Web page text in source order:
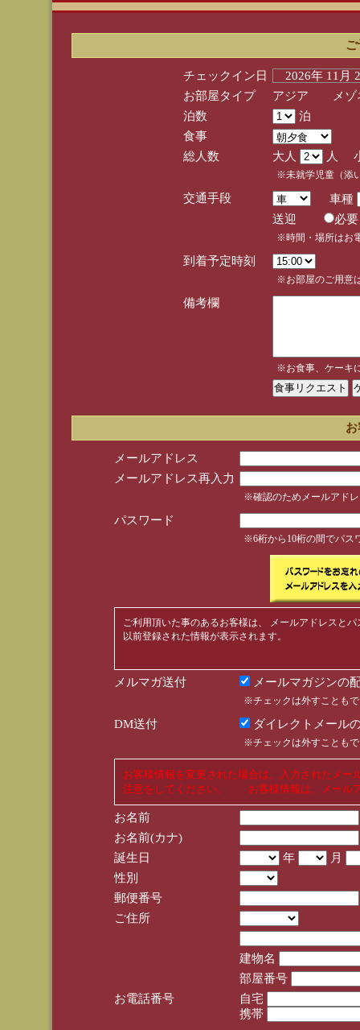
チェックイン日
2026年 11
お部屋タイプ
アジア メゾネ
泊数
泊
食事
総人数
大人 人
※未就学児童（添
交通手段
車種
送迎
※時間・場所はお
到着予定時刻
※お部屋のご用意
備考欄
※お食事、ケーキ
メールアドレス
メールアドレス再入力
※確認のためメールアド
パスワード
※6桁から10桁の間でパス
ご利用頂いた事のあるお客様は、 メールアドレスと
以前登録された情報が表示されます。
メルマガ送付 メールマガジンの
※チェックは外すことも
DM送付 ダイレクトメール
※チェックは外すことも
お客様情報を変更された場合は、入力されたメ
注意をしてください。 お客様情報は、メール
お名前
お名前(カナ)
誕生日
年
月
性別
郵便番号
ご住所
建物名
部屋番号
お電話番号
自宅
携帯